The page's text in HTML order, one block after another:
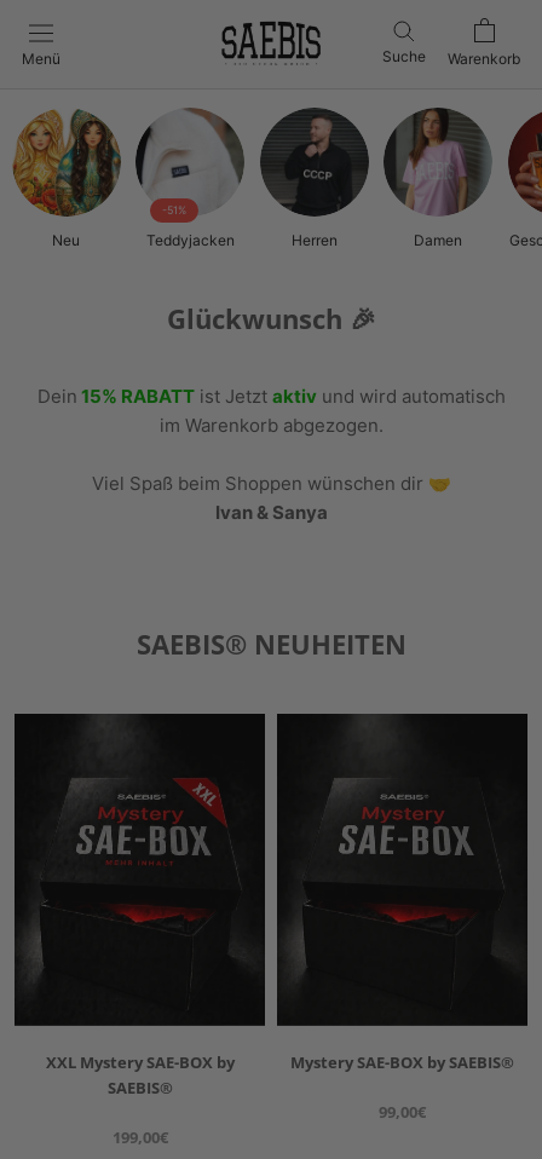
zum
Inhalt
Menü Suche Warenkorb
Neu
-51%
Teddyjacken Herren Damen
Glückwunsch 🎉
Dein 15% RABATTist Jetzt aktivund wird automatisch
im Warenkorb abgezogen.
Viel Spaß beim Shoppen wünschen dir 🤝
Ivan & Sanya
SAEBIS® NEUHEITEN
XXL Mystery SAE-BOX by
SAEBIS®
199,00€
Mystery SAE-BOX by SAEBIS®
99,00€